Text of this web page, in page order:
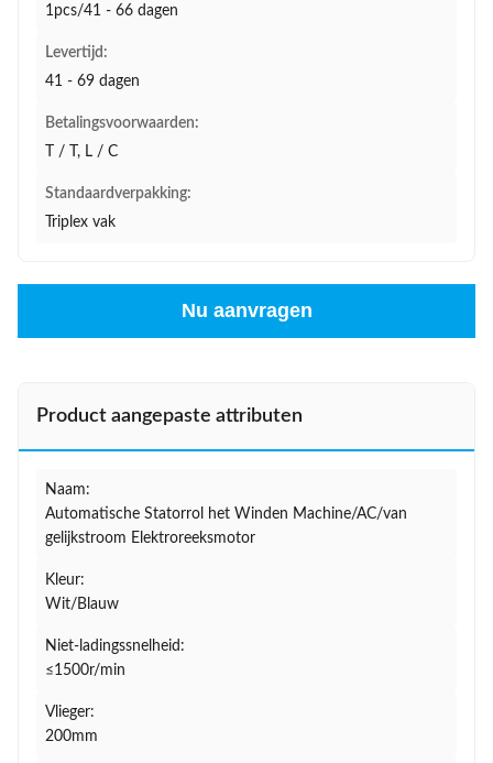
1pcs/41 - 66 dagen
Levertijd:
41 - 69 dagen
Betalingsvoorwaarden:
T / T, L / C
Standaardverpakking:
Triplex vak
Nu aanvragen
Product aangepaste attributen
Naam:
Automatische Statorrol het Winden Machine/AC/van
gelijkstroom Elektroreeksmotor
Kleur:
Wit/Blauw
Niet-ladingssnelheid:
≤1500r/min
Vlieger:
200mm